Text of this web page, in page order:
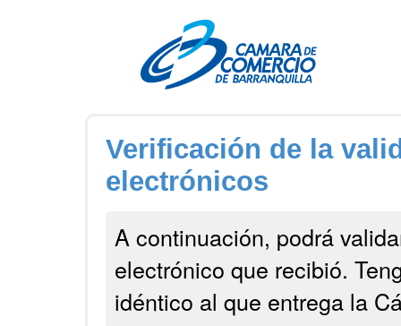
Verificación de la
electrónicos
A continuación, podrá
electrónico que recibió.
idéntico al que entrega la